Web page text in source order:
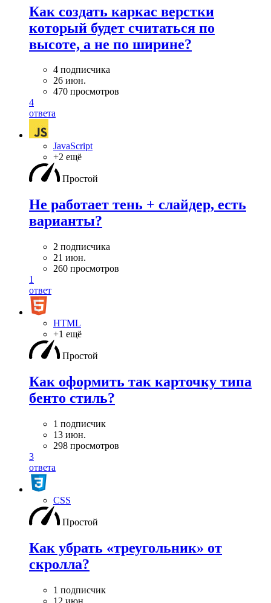
Как создать каркас верстки
который будет считаться по
высоте, а не по ширине?
4 подписчика
26 июн.
470 просмотров
4
ответа
JavaScript
+2 ещё
Простой
Не работает тень + слайдер, есть
варианты?
2 подписчика
21 июн.
260 просмотров
1
ответ
HTML
+1 ещё
Простой
Как оформить так карточку типа
бенто стиль?
1 подписчик
13 июн.
298 просмотров
3
ответа
CSS
Простой
Как убрать «треугольник» от
скролла?
1 подписчик
12 июн.